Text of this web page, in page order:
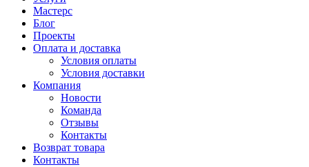
Мастерс
Блог
Проекты
Оплата и доставка
Условия оплаты
Условия доставки
Компания
Новости
Команда
Отзывы
Контакты
Возврат товара
Контакты